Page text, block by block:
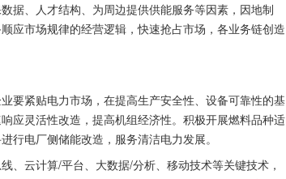
据、人才结构、为周边提供供能服务等因素，因地制
应市场规律的经营逻辑，快速抢占市场，各业务链创造
要紧贴电力市场，在提高生产安全性、设备可靠性的基
应灵活性改造，提高机组经济性。积极开展燃料品种适
行电厂侧储能改造，服务清洁电力发展。
、云计算/平台、大数据/分析、移动技术等关键技术，